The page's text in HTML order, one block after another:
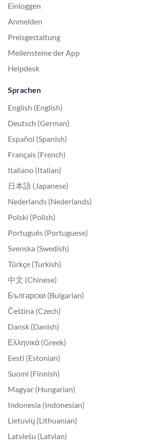
Einloggen
Anmelden
Preisgestaltung
Meilensteine der App
Helpdesk
Sprachen
English (English)
Deutsch (German)
Español (Spanish)
Français (French)
Italiano (Italian)
日本語 (Japanese)
Nederlands (Nederlands)
Polski (Polish)
Português (Portuguese)
Svenska (Swedish)
Türkçe (Turkish)
中文 (Chinese)
Български (Bulgarian)
Čeština (Czech)
Dansk (Danish)
Ελληνικά (Greek)
Eesti (Estonian)
Suomi (Finnish)
Magyar (Hungarian)
Indonesia (Indonesian)
Lietuvių (Lithuanian)
Latviešu (Latvian)